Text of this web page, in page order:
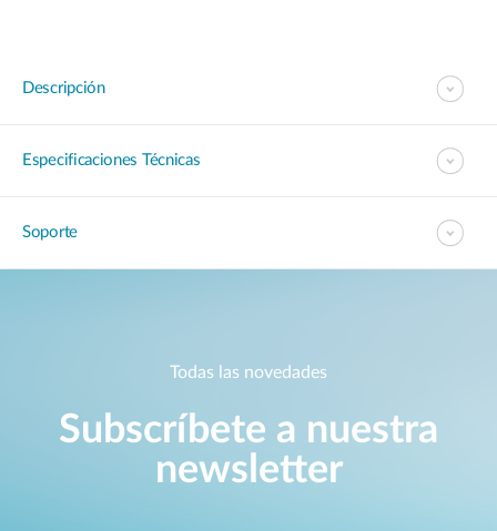
Descripción
Especificaciones Técnicas
Soporte
Todas las novedades
Subscríbete a nuestra
newsletter